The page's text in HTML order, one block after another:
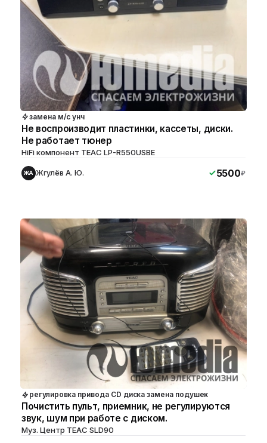
замена м/с унч
Не воспроизводит пластинки, кассеты, диски.
Не работает тюнер
HiFi компонент TEAC LP-R550USBE
ЖА Жгулёв А. Ю. 5500₽
регулировка привода CD диска замена подушек
Почистить пульт, приемник, не регулируются
звук, шум при работе с диском.
Муз. Центр TEAC SLD90